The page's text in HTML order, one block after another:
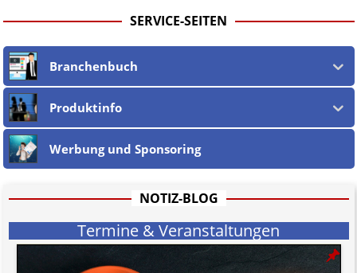
SERVICE-SEITEN
Branchenbuch
Produktinfo
Werbung und Sponsoring
NOTIZ-BLOG
Termine & Veranstaltungen